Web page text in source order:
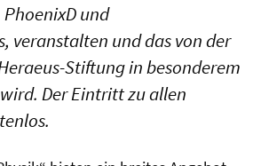
und
veranstalten und das von der
Stiftung in besonderem
Der Eintritt zu allen